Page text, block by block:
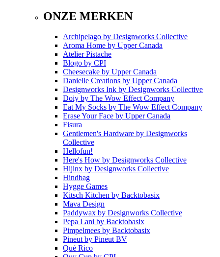
ONZE MERKEN
Archipelago by Designworks Collective
Aroma Home by Upper Canada
Atelier Pistache
Blogo by CPI
Cheesecake by Upper Canada
Danielle Creations by Upper Canada
Designworks Ink by Designworks Collective
Doiy by The Wow Effect Company
Eat My Socks by The Wow Effect Company
Erase Your Face by Upper Canada
Fisura
Gentlemen's Hardware by Designworks
Collective
Hellofun!
Here's How by Designworks Collective
Hijinx by Designworks Collective
Hindbag
Hygge Games
Kitsch Kitchen by Backtobasix
Mava Design
Paddywax by Designworks Collective
Pepa Lani by Backtobasix
Pimpelmees by Backtobasix
Pineutby Pineut BV
Qué Rico